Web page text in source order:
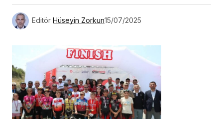
Editör Hüseyin Zorkun15/07/2025